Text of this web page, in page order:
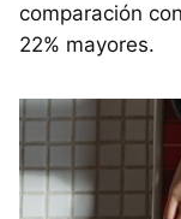
comparación
22% mayores.